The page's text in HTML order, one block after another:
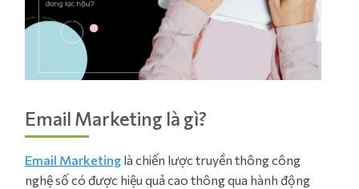
Email Marketing là gì?
Email Marketing là chiến lược truyền thông công
nghệ số có được hiệu quả cao thông qua hành động